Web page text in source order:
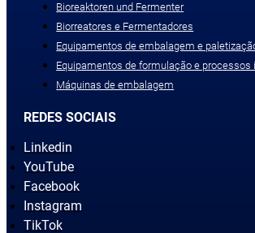
Bioreaktoren und Fermenter
Biorreatores e Fermentadores
Equipamentos de embalagem e
Equipamentos de formulação e processos
Máquinas de embalagem
REDES SOCIAIS
Linkedin
YouTube
Facebook
Instagram
TikTok